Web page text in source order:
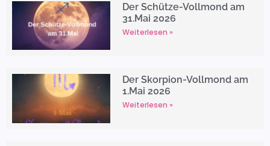
Der Schütze-Vollmond am
31.Mai 2026
Weiterlesen »
Der Skorpion-Vollmond am
1.Mai 2026
Weiterlesen »